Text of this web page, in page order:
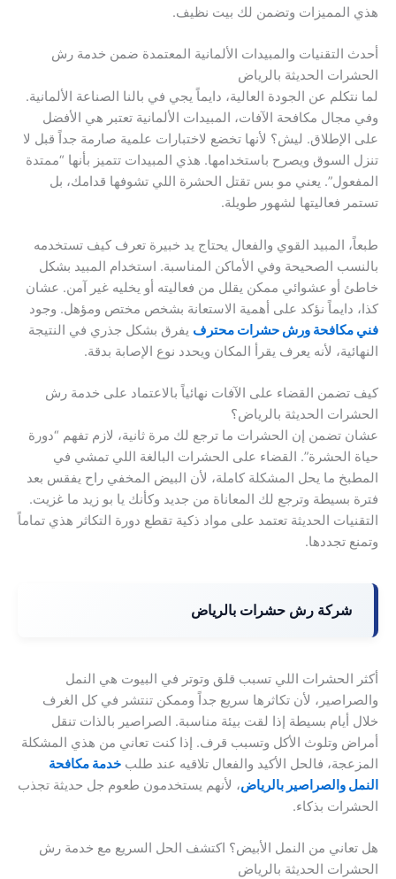
هذي المميزات وتضمن لك بيت نظيف.
أحدث التقنيات والمبيدات الألمانية المعتمدة ضمن خدمة رش
الحشرات الحديثة بالرياض
لما نتكلم عن الجودة العالية، دايماً يجي في بالنا الصناعة الألمانية.
وفي مجال مكافحة الآفات، المبيدات الألمانية تعتبر هي الأفضل
على الإطلاق. ليش؟ لأنها تخضع لاختبارات علمية صارمة جداً قبل لا
تنزل السوق ويصرح باستخدامها. هذي المبيدات تتميز بأنها “ممتدة
المفعول”. يعني مو بس تقتل الحشرة اللي تشوفها قدامك، بل
تستمر فعاليتها لشهور طويلة.
طبعاً، المبيد القوي والفعال يحتاج يد خبيرة تعرف كيف تستخدمه
بالنسب الصحيحة وفي الأماكن المناسبة. استخدام المبيد بشكل
خاطئ أو عشوائي ممكن يقلل من فعاليته أو يخليه غير آمن. عشان
كذا، دايماً نؤكد على أهمية الاستعانة بشخص مختص ومؤهل. وجود
فني مكافحة ورش حشرات محترف يفرق بشكل جذري في النتيجة
النهائية، لأنه يعرف يقرأ المكان ويحدد نوع الإصابة بدقة.
كيف تضمن القضاء على الآفات نهائياً بالاعتماد على خدمة رش
الحشرات الحديثة بالرياض؟
عشان تضمن إن الحشرات ما ترجع لك مرة ثانية، لازم تفهم “دورة
حياة الحشرة”. القضاء على الحشرات البالغة اللي تمشي في
المطبخ ما يحل المشكلة كاملة، لأن البيض المخفي راح يفقس بعد
فترة بسيطة وترجع لك المعاناة من جديد وكأنك يا بو زيد ما غزيت.
التقنيات الحديثة تعتمد على مواد ذكية تقطع دورة التكاثر هذي تماماً
وتمنع تجددها.
شركة رش حشرات بالرياض
أكثر الحشرات اللي تسبب قلق وتوتر في البيوت هي النمل
والصراصير، لأن تكاثرها سريع جداً وممكن تنتشر في كل الغرف
خلال أيام بسيطة إذا لقت بيئة مناسبة. الصراصير بالذات تنقل
أمراض وتلوث الأكل وتسبب قرف. إذا كنت تعاني من هذي المشكلة
المزعجة، فالحل الأكيد والفعال تلاقيه عند طلب خدمة مكافحة
النمل والصراصير بالرياض، لأنهم يستخدمون طعوم جل حديثة تجذب
الحشرات بذكاء.
هل تعاني من النمل الأبيض؟ اكتشف الحل السريع مع خدمة رش
الحشرات الحديثة بالرياض